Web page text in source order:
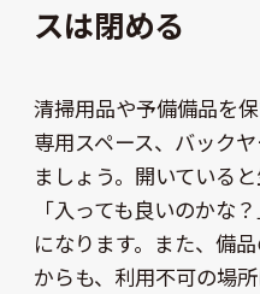
スは閉める
清掃用品や予備備品を
専用スペース、バック
ましょう。開いている
「入っても良いのかな
になります。また、備
からも、利用不可の場